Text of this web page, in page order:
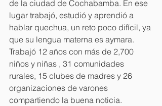
de la ciudad de Cochabamba. En ese
lugar trabajó, estudió y aprendió a
hablar quechua, un reto poco difícil, ya
que su lengua materna es aymara.
Trabajó 12 años con más de 2,700
niños y niñas , 31 comunidades
rurales, 15 clubes de madres y 26
organizaciones de varones
compartiendo la buena noticia.